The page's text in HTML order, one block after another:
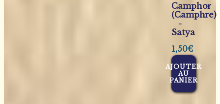
Camphor
(Camphre)
-
Satya
1,50€
AJOUTER
AU
PANIER